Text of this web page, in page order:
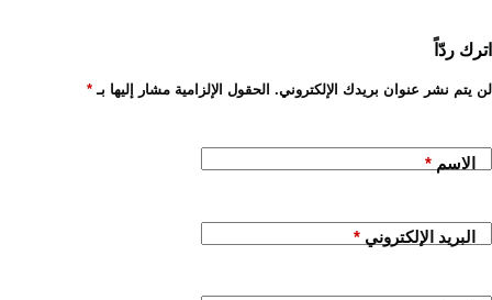
اترك ردّاً
لن يتم نشر عنوان بريدك الإلكتروني. الحقول الإلزامية مشار إليها بـ *
الاسم *
البريد الإلكتروني *